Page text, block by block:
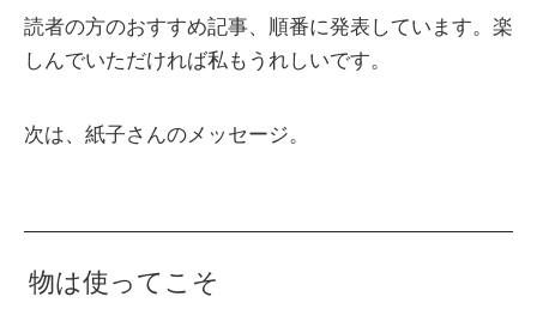
読者の方のおすすめ記事、順番に発表しています。楽
しんでいただければ私もうれしいです。
次は、紙子さんのメッセージ。
物は使ってこそ